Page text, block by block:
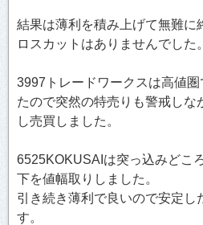
結果は薄利を積み上げて無難に
ロスカットはありませんでした。
3997トレードワークスは高値
たので突然の特売りも警戒しな
し売買しました。
6525KOKUSAIは突っ込みどこ
下を値幅取りしました。
引き続き薄利で良いので安定し
す。